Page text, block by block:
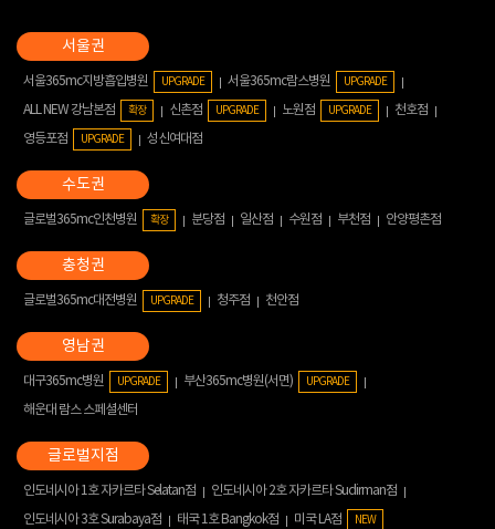
서울365mc지방흡입병원 UPGRADE 서울365mc람스병원 UPGRADE
ALL NEW 강남본점 확장 신촌점 UPGRADE 노원점 UPGRADE
천호점
영등포점
UPGRADE 성신여대점
글로벌365mc인천병원 확장 분당점 일산점 수원점 부천점 안양평촌점
글로벌365mc대전병원 UPGRADE 청주점 천안점
대구365mc병원 UPGRADE 부산365mc병원(서면) UPGRADE
해운대 람스 스페셜센터
인도네시아 1호 자카르타 Selatan점
인도네시아 2호 자카르타 Sudirman점
인도네시아 3호 Surabaya점
태국 1호 Bangkok점 미국 LA점 NEW